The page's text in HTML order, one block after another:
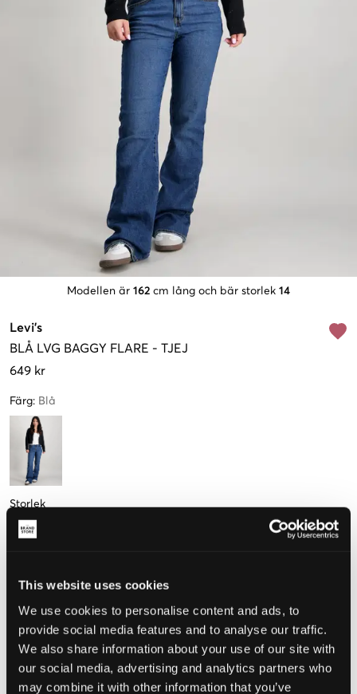
This website uses cookies
We use cookies to personalise content and ads, to
provide social media features and to analyse our traffic.
We also share information about your use of our site with
our social media, advertising and analytics partners who
may combine it with other information that you’ve
Modellen är 162 cm lång och bär storlek 14
Levi's
BLÅ LVG BAGGY FLARE - TJEJ
649 kr
Färg: Blå
Storlek
10 år
Upplevd storlek
Liten Perfekt Stor
STORLEKSGUIDE